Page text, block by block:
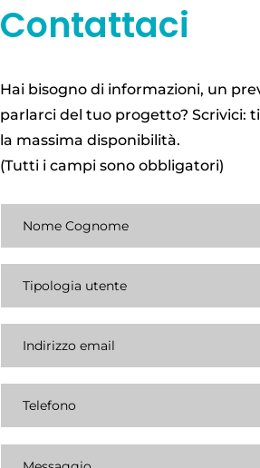
Contattaci
Hai bisogno di informazioni, un
parlarci del tuo progetto? Scrivici:
la massima disponibilità.
(Tutti i campi sono obbligatori)